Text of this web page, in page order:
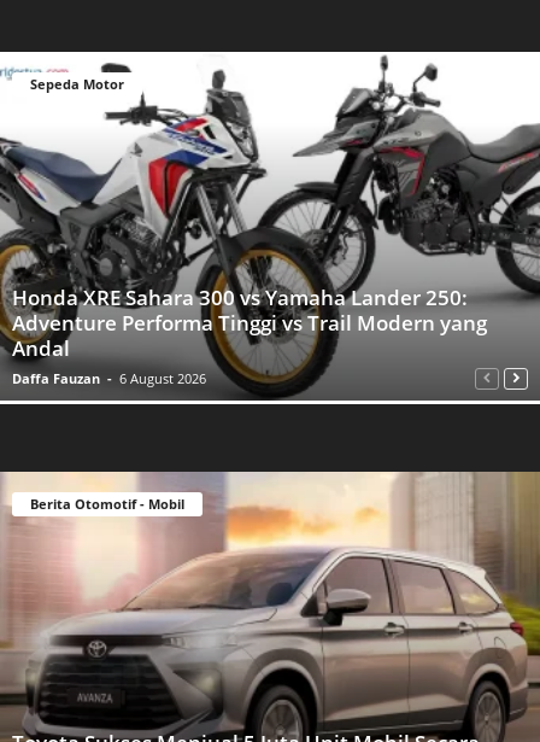
Sepeda Motor
Honda XRE Sahara 300 vs Yamaha Lander 250:
Adventure Performa Tinggi vs Trail Modern yang
Andal
Daffa Fauzan - 6 August 2026
Berita Otomotif - Mobil